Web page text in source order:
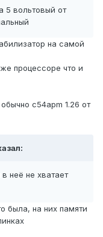
5 вольтовый от
на самой
процессоре что и
c54apm 1.26 от
неё не хватает
была, на них памяти